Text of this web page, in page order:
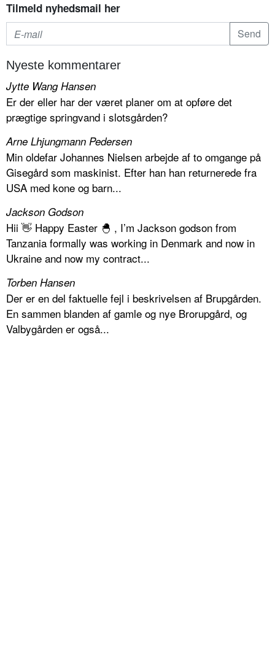
Tilmeld nyhedsmail her
Nyeste kommentarer
Jytte Wang Hansen
Er der eller har der været planer om at opføre det
prægtige springvand i slotsgården?
Arne Lhjungmann Pedersen
Min oldefar Johannes Nielsen arbejde af to omgange på
Gisegård som maskinist. Efter han han returnerede fra
USA med kone og barn...
Jackson Godson
Hii 👋 Happy Easter 🐣 , I’m Jackson godson from
Tanzania formally was working in Denmark and now in
Ukraine and now my contract...
Torben Hansen
Der er en del faktuelle fejl i beskrivelsen af Brupgården.
En sammen blanden af gamle og nye Brorupgård, og
Valbygården er også...